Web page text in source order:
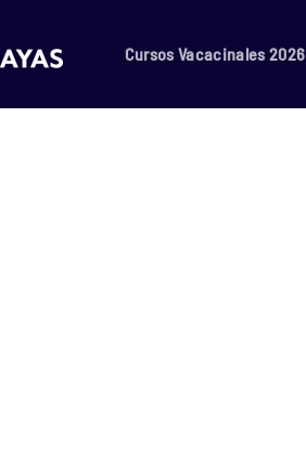
Cursos Vacacinales 2026